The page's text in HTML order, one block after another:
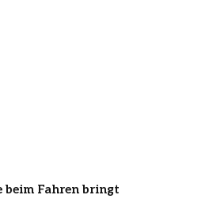
beim Fahren bringt